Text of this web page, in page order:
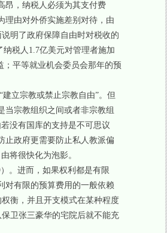
昂，纳税人必须为其支付费
理由对外侨实施差别对待，由
明了政府保障自由时对税收的
税人1.7亿美元对管理者施加
平等就业机会委员会那年的预
立宗教或禁止宗教自由”。但
宗教组织之间或者非宗教组
没有国库的支持是不可思议
止政府更需要防止私人教派偏
将很快化为泡影。
。进而，如果权利都是有限
对有限的预算费用的一般依赖
衡，并且开支模式在某种程度
卫张三豪华的宅院后就不能充